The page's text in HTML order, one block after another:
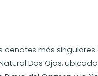
cenotes más
Dos Ojos,